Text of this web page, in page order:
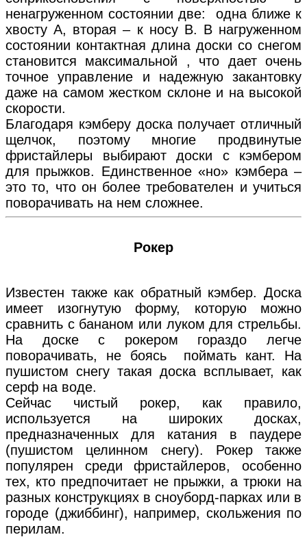
ненагруженном состоянии две: одна ближе к
хвосту А, вторая – к носу В. В нагруженном
состоянии контактная длина доски со снегом
становится максимальной , что дает очень
точное управление и надежную закантовку
даже на самом жестком склоне и на высокой
скорости.
Благодаря кэмберу доска получает отличный
щелчок, поэтому многие продвинутые
фристайлеры выбирают доски с кэмбером
для прыжков. Единственное «но» кэмбера –
это то, что он более требователен и учиться
поворачивать на нем сложнее.
Рокер
Известен также как обратный кэмбер. Доска
имеет изогнутую форму, которую можно
сравнить с бананом или луком для стрельбы.
На доске с рокером гораздо легче
поворачивать, не боясь поймать кант. На
пушистом снегу такая доска всплывает, как
серф на воде.
Сейчас чистый рокер, как правило,
используется на широких досках,
предназначенных для катания в паудере
(пушистом целинном снегу). Рокер также
популярен среди фристайлеров, особенно
тех, кто предпочитает не прыжки, а трюки на
разных конструкциях в сноуборд-парках или в
городе (джиббинг), например, скольжения по
перилам.